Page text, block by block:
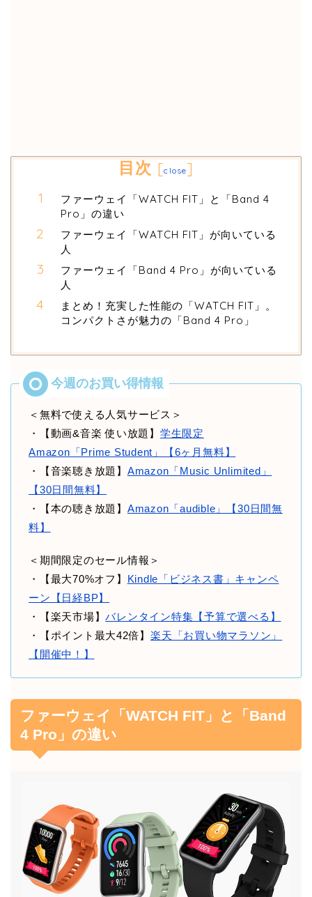
目次 [close]
ファーウェイ「WATCH FIT」と「Band 4
Pro」の違い
ファーウェイ「WATCH FIT」が向いている
人
ファーウェイ「Band 4 Pro」が向いている
人
まとめ！充実した性能の「WATCH FIT」。
コンパクトさが魅力の「Band 4 Pro」
＜無料で使える人気サービス＞
・【動画&音楽 使い放題】 学生限定
Amazon「Prime Student」【6ヶ月無料】
・【音楽聴き放題】 Amazon「Music Unlimited」
【30日間無料】
・【本の聴き放題】 Amazon「audible」【30日間無
料】
＜期間限定のセール情報＞
・【最大70%オフ】 Kindle「ビジネス書」キャンペ
ーン【日経BP】
・【楽天市場】バレンタイン特集【予算で選べる】
・【ポイント最大42倍】楽天「お買い物マラソン」
【開催中！】
ファーウェイ「WATCH FIT」と「Band
4 Pro」の違い